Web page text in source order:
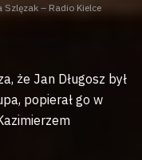
– Radio Kielce
że Jan Długosz był
popierał go w